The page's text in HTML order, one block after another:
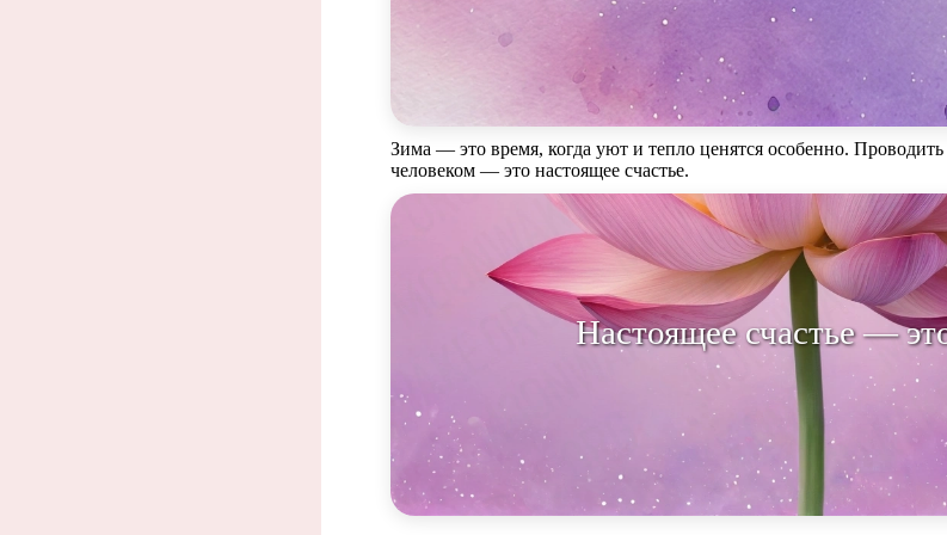
Зима — это время, когда уют и тепло ценятся особенно.
человеком — это настоящее счастье.
Настоящее счастье — это уют,